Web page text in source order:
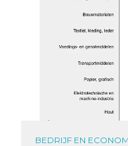
BEDRIJF EN